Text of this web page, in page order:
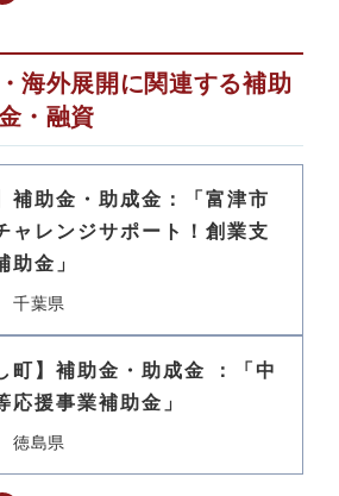
海外展開に関連する補助
・融資
補助金・助成金：「富津市
ャレンジサポート！創業支
助金」
千葉県
町】補助金・助成金 ：「中
応援事業補助金」
徳島県